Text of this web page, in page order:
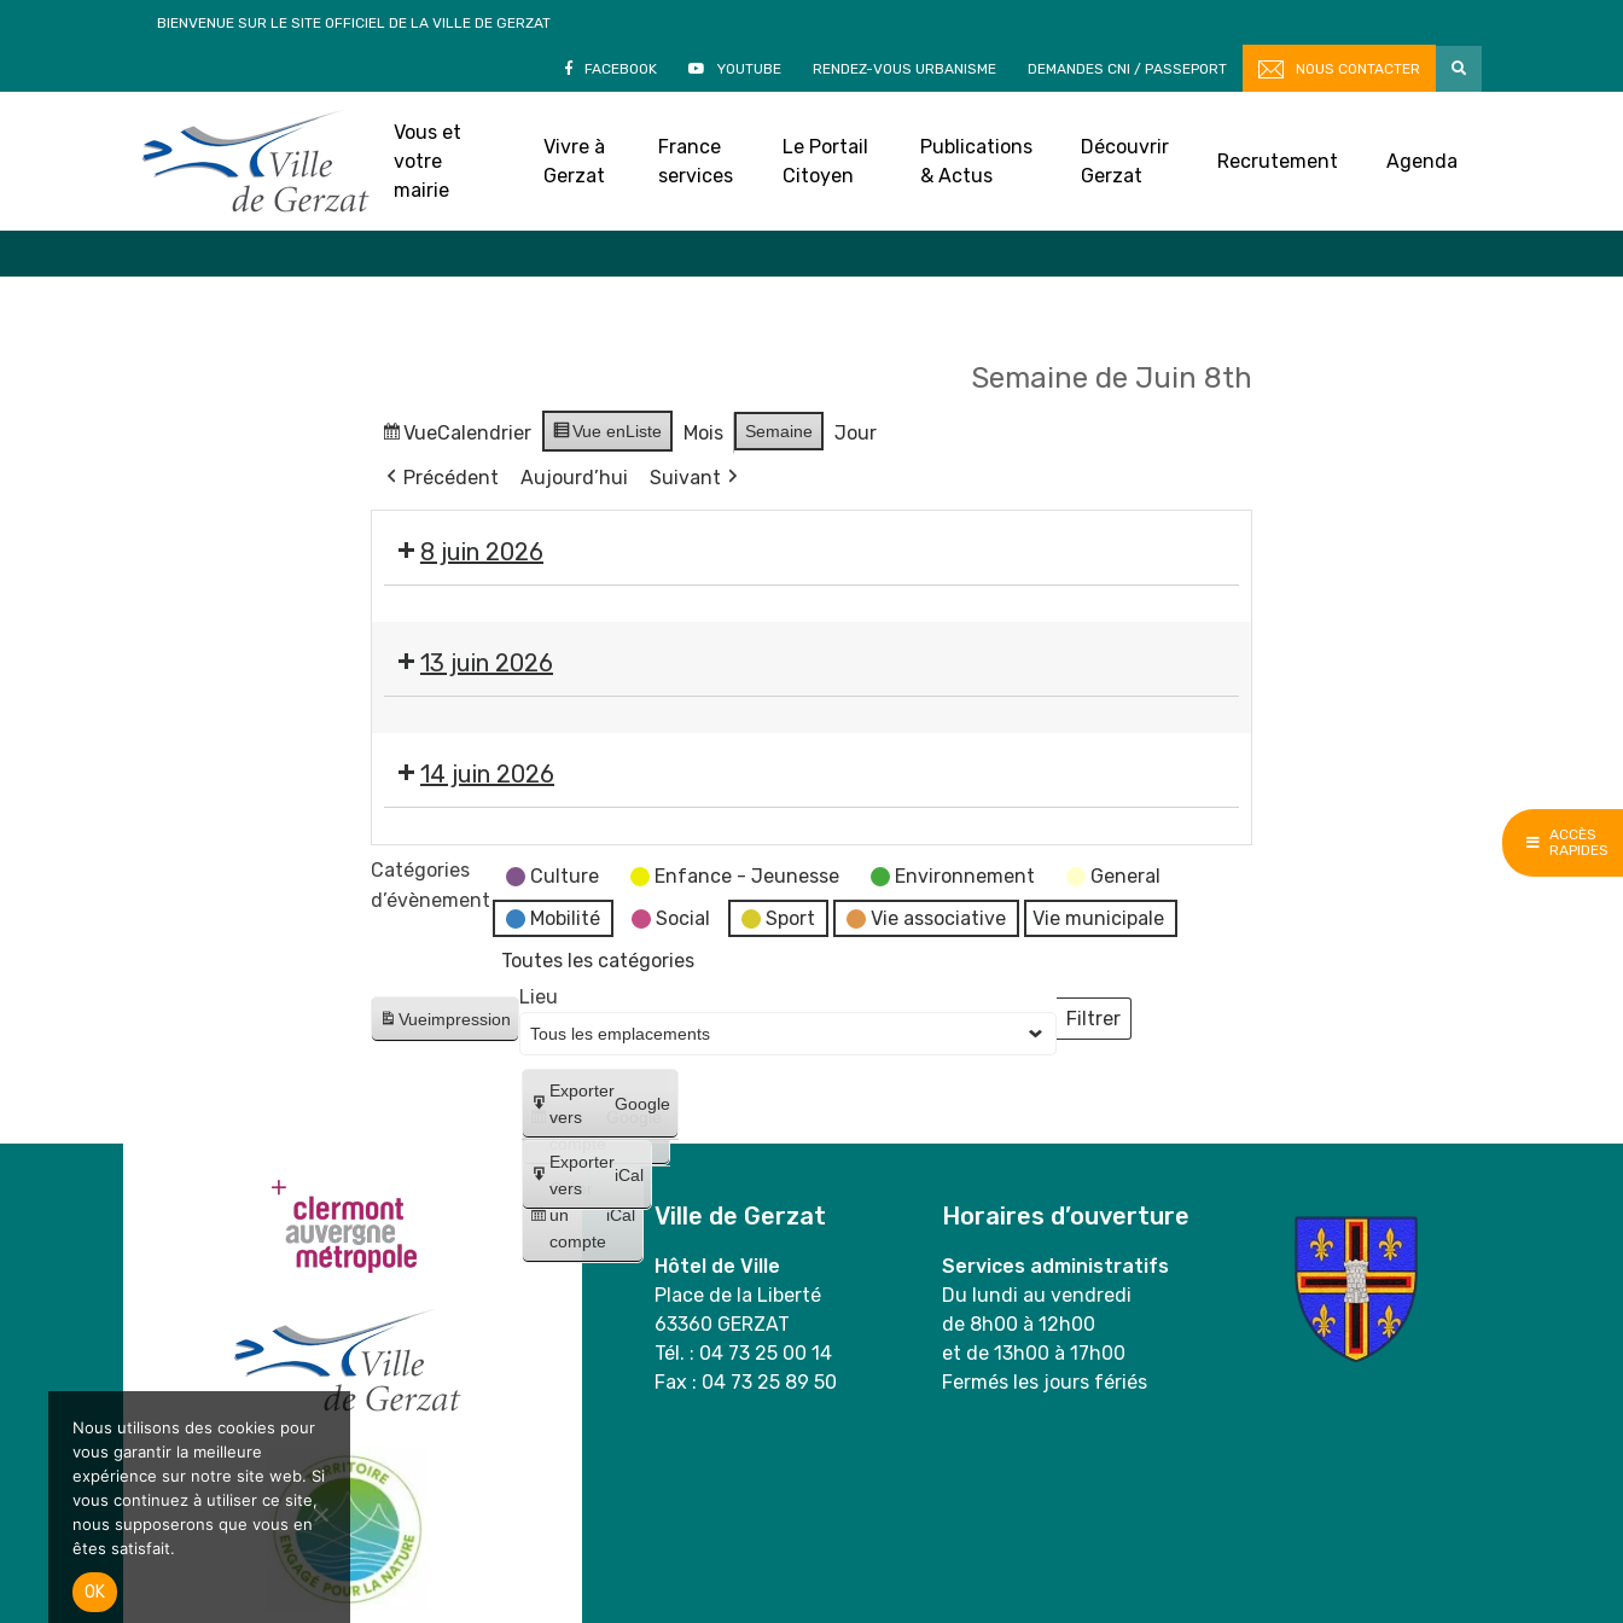
ACCÈS
RAPIDES
BIENVENUE SUR LE SITE OFFICIEL DE LA VILLE DE GERZAT
FACEBOOK YOUTUBE RENDEZ-VOUS URBANISME DEMANDES CNI / PASSEPORT NOUS CONTACTER
Vous et
votre
mairie
Vivre à
Gerzat
France
services
Le Portail
Citoyen
Publications
& Actus
Découvrir
Gerzat
Recrutement Agenda
Accueil»Agenda
Semaine de Juin 8th
VueCalendrier Vue enListe Mois Semaine
Jour
Précédent
Aujourd’hui Suivant
8 juin 2026
du
Conseil
13 juin 2026
-
Aéromodélisme
Passion
✈️
14 juin 2026
Gerzat
-
Aéromodélisme
Catégories
d’évènement
Culture Enfance - Jeunesse Environnement
General
Mobilité
Social Sport Vie associative
Vie municipale
Toutes les catégories
Vueimpression
Créer
un
compte
Google
Créer
un
compte
iCal
Exporter
vers
Google
Exporter
vers
iCal
Lieu
Filtrer
Lieux
Ville de Gerzat
Hôtel de Ville
Place de la Liberté
63360 GERZAT
Tél. : 04 73 25 00 14
Fax : 04 73 25 89 50
Horaires d’ouverture
Services administratifs
Du lundi au vendredi
de 8h00 à 12h00
et de 13h00 à 17h00
Fermés les jours fériés
Nous utilisons des cookies pour
vous garantir la meilleure
expérience sur notre site web. Si
vous continuez à utiliser ce site,
nous supposerons que vous en
êtes satisfait.
OK